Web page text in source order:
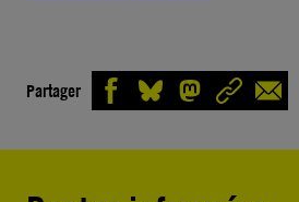
Partager